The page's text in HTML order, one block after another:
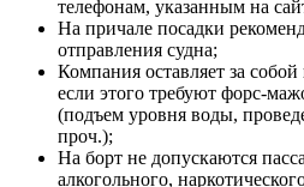
телефонам, указанным на
На причале посадки
отправления судна;
Компания оставляет за
если этого требуют форс-
(подъем уровня воды,
проч.);
На борт не допускаются
алкогольного,